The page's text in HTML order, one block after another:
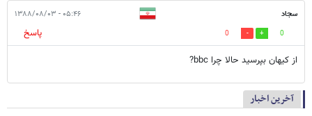
سجاد ۰۵:۴۶ - ۱۳۸۸/۰۸/۰۳
0
0
پاسخ
از کیهان بپرسید حالا چرا bbc?
آخرین اخبار